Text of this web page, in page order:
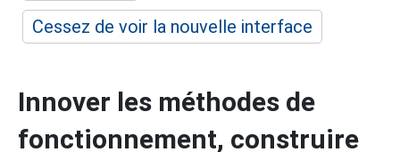
Cessez de voir la nouvelle interface
Innover les méthodes de
fonctionnement, construire